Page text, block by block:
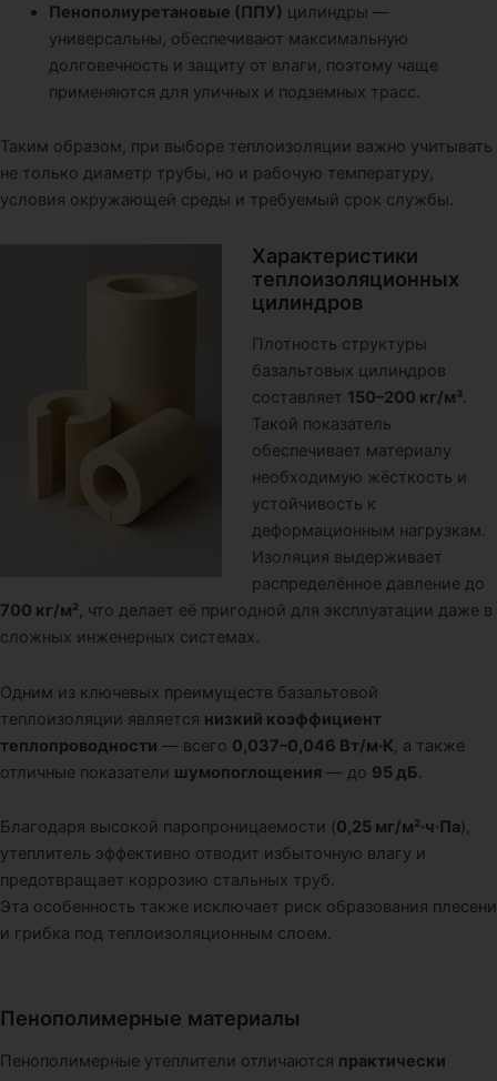
Пенополиуретановые (ППУ) цилиндры —
универсальны, обеспечивают максимальную
долговечность и защиту от влаги, поэтому чаще
применяются для уличных и подземных трасс.
Таким образом, при выборе теплоизоляции важно учитывать
не только диаметр трубы, но и рабочую температуру,
условия окружающей среды и требуемый срок службы.
Характеристики
теплоизоляционных
цилиндров
Плотность структуры
базальтовых цилиндров
составляет 150–200 кг/м³.
Такой показатель
обеспечивает материалу
необходимую жёсткость и
устойчивость к
деформационным нагрузкам.
Изоляция выдерживает
распределённое давление до
700 кг/м², что делает её пригодной для эксплуатации даже в
сложных инженерных системах.
Одним из ключевых преимуществ базальтовой
теплоизоляции является низкий коэффициент
теплопроводности — всего 0,037–0,046 Вт/м·К, а также
отличные показатели шумопоглощения — до 95 дБ.
Благодаря высокой паропроницаемости (0,25 мг/м²·ч·Па),
утеплитель эффективно отводит избыточную влагу и
предотвращает коррозию стальных труб.
Эта особенность также исключает риск образования плесени
и грибка под теплоизоляционным слоем.
Пенополимерные материалы
Пенополимерные утеплители отличаются практически